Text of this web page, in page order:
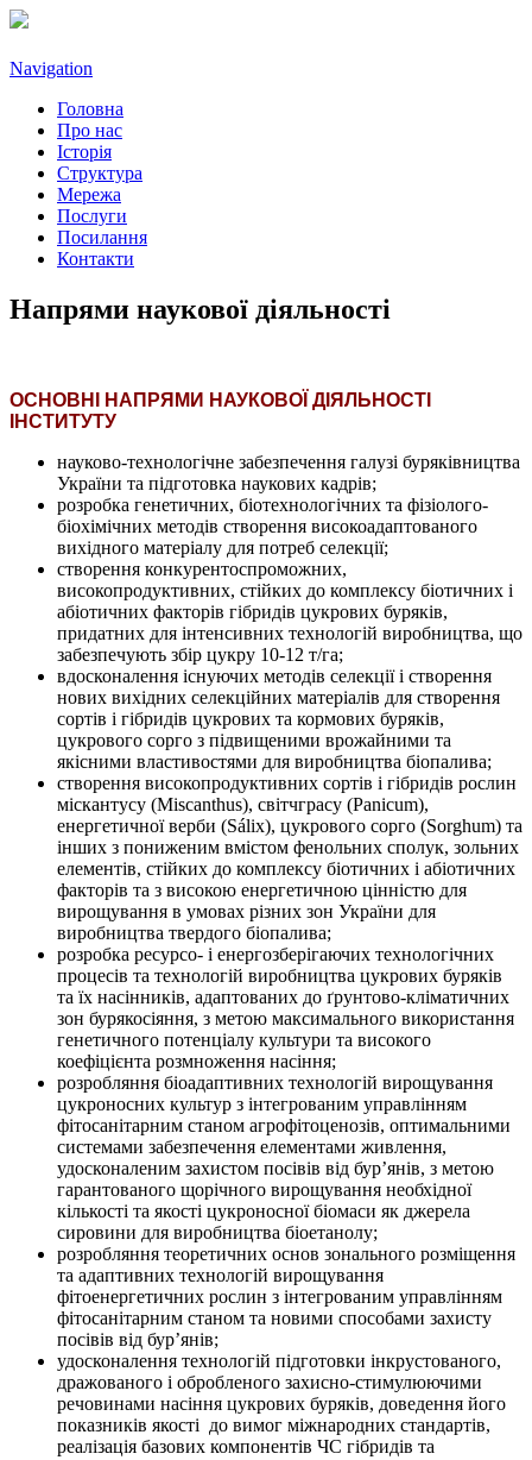
Navigation
Головна
Про нас
Історія
Структура
Мережа
Послуги
Посилання
Контакти
Напрями наукової діяльності
ОCНОВНІ НАПРЯМИ НАУКОВОЇ ДIЯЛЬНОСТІ
ІНСТИТУТУ
науково-технологічне забезпечення галузі буряківництва
України та підготовка наукових кадрів;
розробка генетичних, біотехнологічних та фізіолого-
біохімічних методів створення високоадаптованого
вихідного матеріалу для потреб селекції;
створення конкурентоспроможних,
високопродуктивних, стійких до комплексу біотичних і
абіотичних факторів гібридів цукрових буряків,
придатних для інтенсивних технологій виробництва, що
забезпечують збір цукру 10-12 т/га;
вдосконалення існуючих методів селекції і створення
нових вихідних селекційних матеріалів для створення
сортів і гібридів цукрових та кормових буряків,
цукрового сорго з підвищеними врожайними та
якісними властивостями для виробництва біопалива;
створення високопродуктивних сортів і гібридів рослин
міскантусу (Miscanthus), світчграсу (Panicum),
енергетичної верби (Sálix), цукрового сорго (Sorghum) та
інших з пониженим вмістом фенольних сполук, зольних
елементів, стійких до комплексу біотичних і абіотичних
факторів та з високою енергетичною цінністю для
вирощування в умовах різних зон України для
виробництва твердого біопалива;
розробка ресурсо- і енергозберігаючих технологічних
процесів та технологій виробництва цукрових буряків
та їх насінників, адаптованих до ґрунтово-кліматичних
зон бурякосіяння, з метою максимального використання
генетичного потенціалу культури та високого
коефіцієнта розмноження насіння;
розробляння біоадаптивних технологій вирощування
цукроносних культур з інтегрованим управлінням
фітосанітарним станом агрофітоценозів, оптимальними
системами забезпечення елементами живлення,
удосконаленим захистом посівів від бур’янів, з метою
гарантованого щорічного вирощування необхідної
кількості та якості цукроносної біомаси як джерела
сировини для виробництва біоетанолу;
розробляння теоретичних основ зонального розміщення
та адаптивних технологій вирощування
фітоенергетичних рослин з інтегрованим управлінням
фітосанітарним станом та новими способами захисту
посівів від бур’янів;
удосконалення технологій підготовки інкрустованого,
дражованого і обробленого захисно-стимулюючими
речовинами насіння цукрових буряків, доведення його
показників якості до вимог міжнародних стандартів,
реалізація базових компонентів ЧС гібридів та